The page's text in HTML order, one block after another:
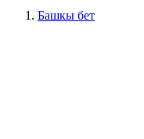
Башкы бет